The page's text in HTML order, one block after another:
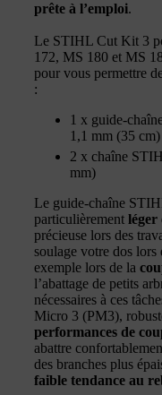
prête à l’emploi.
Le STIHL Cut Kit 3
172, MS 180 et MS
pour vous permettre
:
1 x guide-
1,1 mm (35 cm)
2 x chaîne
mm)
Le guide-chaîne
particulièrement léger
précieuse lors des
soulage votre dos lors
exemple lors de la
l’abattage de petits
nécessaires à ces
Micro 3 (PM3),
performances de
abattre
des branches plus
faible tendance au